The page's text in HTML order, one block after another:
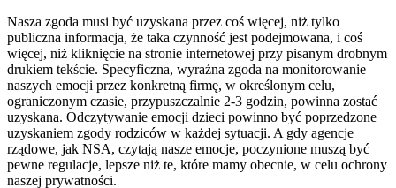
Nasza zgoda musi być uzyskana przez coś więcej, niż tylko
publiczna informacja, że taka czynność jest podejmowana, i coś
więcej, niż kliknięcie na stronie internetowej przy pisanym drobnym
drukiem tekście. Specyficzna, wyraźna zgoda na monitorowanie
naszych emocji przez konkretną firmę, w określonym celu,
ograniczonym czasie, przypuszczalnie 2-3 godzin, powinna zostać
uzyskana. Odczytywanie emocji dzieci powinno być poprzedzone
uzyskaniem zgody rodziców w każdej sytuacji. A gdy agencje
rządowe, jak NSA, czytają nasze emocje, poczynione muszą być
pewne regulacje, lepsze niż te, które mamy obecnie, w celu ochrony
naszej prywatności.